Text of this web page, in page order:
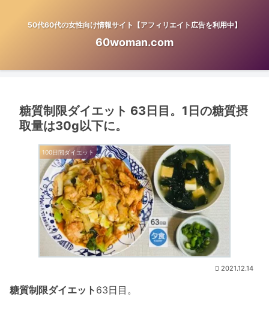
50代60代の女性向け情報サイト【アフィリエイト広告を利用中】
60woman.com
糖質制限ダイエット 63日目。1日の糖質摂
取量は30g以下に。
100日間ダイエット
2021.12.14
糖質制限ダイエット 63日目。